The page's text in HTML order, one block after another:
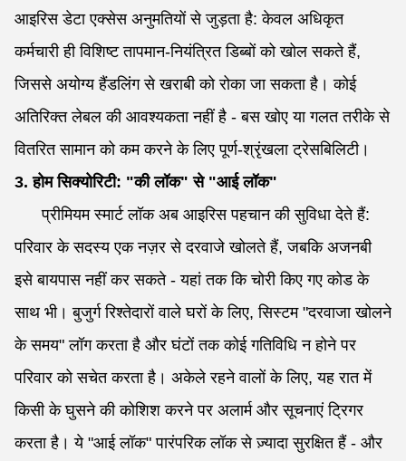
आइरिस डेटा एक्सेस अनुमतियों से जुड़ता है: केवल अधिकृत
कर्मचारी ही विशिष्ट तापमान-नियंत्रित डिब्बों को खोल सकते हैं,
जिससे अयोग्य हैंडलिंग से खराबी को रोका जा सकता है। कोई
अतिरिक्त लेबल की आवश्यकता नहीं है - बस खोए या गलत तरीके से
वितरित सामान को कम करने के लिए पूर्ण-श्रृंखला ट्रेसबिलिटी।
3. होम सिक्योरिटी: "की लॉक" से "आई लॉक"
प्रीमियम स्मार्ट लॉक अब आइरिस पहचान की सुविधा देते हैं:
परिवार के सदस्य एक नज़र से दरवाजे खोलते हैं, जबकि अजनबी
इसे बायपास नहीं कर सकते - यहां तक कि चोरी किए गए कोड के
साथ भी। बुजुर्ग रिश्तेदारों वाले घरों के लिए, सिस्टम "दरवाजा खोलने
के समय" लॉग करता है और घंटों तक कोई गतिविधि न होने पर
परिवार को सचेत करता है। अकेले रहने वालों के लिए, यह रात में
किसी के घुसने की कोशिश करने पर अलार्म और सूचनाएं ट्रिगर
करता है। ये "आई लॉक" पारंपरिक लॉक से ज़्यादा सुरक्षित हैं - और